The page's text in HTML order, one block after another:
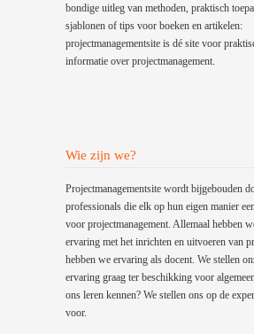
bondige uitleg van methoden, praktisch
sjablonen of tips voor boeken en artikelen:
projectmanagementsite is dé site voor
informatie over projectmanagement.
Wie zijn we?
Projectmanagementsite wordt bijgebouden
professionals die elk op hun eigen manier
voor projectmanagement. Allemaal hebben
ervaring met het inrichten en uitvoeren van
hebben we ervaring als docent. We stellen
ervaring graag ter beschikking voor
ons leren kennen? We stellen ons op de
voor.